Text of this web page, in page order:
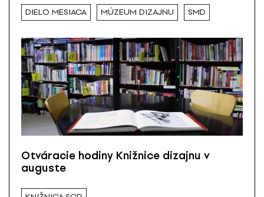
DIELO MESIACA MÚZEUM DIZAJNU SMD
Otváracie hodiny Knižnice dizajnu v
auguste